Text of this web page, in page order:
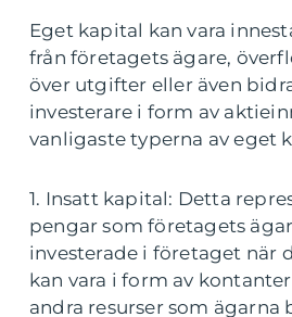
Eget kapital kan vara
från företagets ägare,
över utgifter eller även
investerare i form av
vanligaste typerna av eget
1. Insatt kapital: Detta
pengar som företagets
investerade i företaget när
kan vara i form av
andra resurser som ägarna